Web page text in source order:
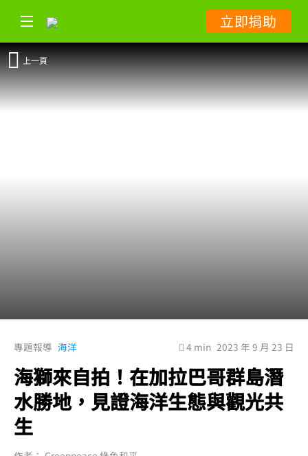
立即捐助
上一頁
專題報導 海洋 4 min 2023 年 9 月 23 日
海獅來自拍！在加拉巴哥群島潛
水勝地，見證海洋生態與觀光共
生